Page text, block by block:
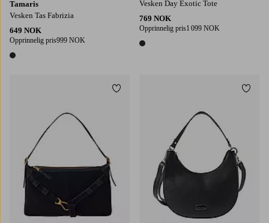
Tamaris
Vesken Tas Fabrizia
649 NOK
Opprinnelig pris999 NOK
1 farge
Vesken Day Exotic Tote
769 NOK
Opprinnelig pris1 099 NOK
1 farge
Legg til favoritter